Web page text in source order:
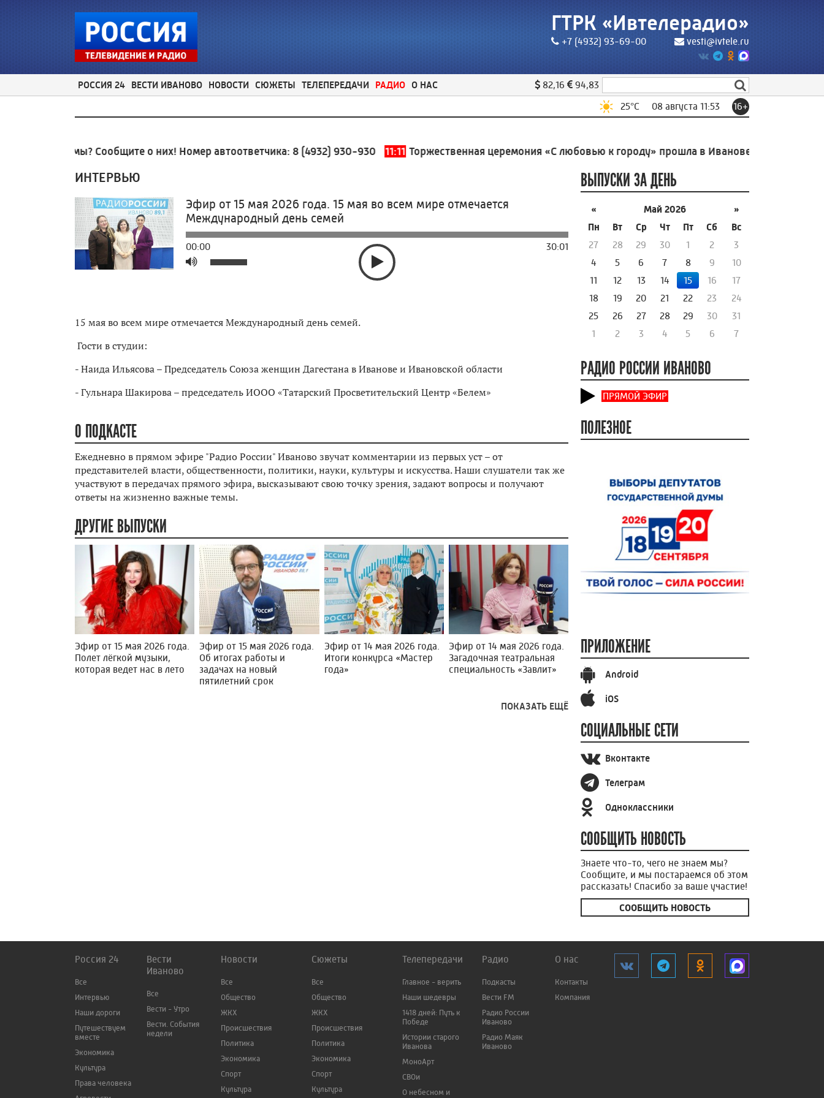
ГТРК «Ивтелерадио»
+7 (4932) 93-69-00 vesti@ivtele.ru
РОССИЯ 24 ВЕСТИ ИВАНОВО НОВОСТИ СЮЖЕТЫ ТЕЛЕПЕРЕДАЧИ РАДИО О НАС 82,16
94,83
25°C 08 августа 11:53 16+
проблемы? Сообщите о них! Номер автоответчика:8 (4932) 930-930 11:11 Торжественная церемония «С любовью к городу» прошла в Иванове 9:50
ИНТЕРВЬЮ
Эфир от 15 мая 2026 года. 15 мая во всем мире отмечается
Международный день семей
00:00 30:01
15 мая во всем мире отмечается Международный день семей.
Гости в студии:
- Наида Ильясова – Председатель Союза женщин Дагестана в Иванове и Ивановской области
- Гульнара Шакирова – председатель ИООО «Татарский Просветительский Центр «Белем»
О ПОДКАСТЕ
Ежедневно в прямом эфире "Радио России" Иваново звучат комментарии из первых уст – от
представителей власти, общественности, политики, науки, культуры и искусства. Наши слушатели так же
участвуют в передачах прямого эфира, высказывают свою точку зрения, задают вопросы и получают
ответы на жизненно важные темы.
ДРУГИЕ ВЫПУСКИ
Эфир от 15 мая 2026 года.
Полет лёгкой музыки,
которая ведет нас в лето
Эфир от 15 мая 2026 года.
Об итогах работы и
задачах на новый
пятилетний срок
Эфир от 14 мая 2026 года.
Итоги конкурса «Мастер
года»
Эфир от 14 мая 2026 года.
Загадочная театральная
специальность «Завлит»
ПОКАЗАТЬ ЕЩЁ
ВЫПУСКИ ЗА ДЕНЬ
« Май 2026
»
Пн
Вт Ср Чт Пт Сб
Вс
27
28 29 30 1 2
3
4
5 6 7 8 9
10
11
12 13 14 15 16
17
18
19 20 21 22 23
24
25
26 27 28 29 30
31
1
2 3 4 5 6 7
РАДИО РОССИИ ИВАНОВО
ПРЯМОЙ ЭФИР
ПОЛЕЗНОЕ
ПРИЛОЖЕНИЕ
Android
iOS
СОЦИАЛЬНЫЕ СЕТИ
Вконтакте
Телеграм
Одноклассники
СООБЩИТЬ НОВОСТЬ
Знаете что-то, чего не знаем мы?
Сообщите, и мы постараемся об этом
рассказать! Спасибо за ваше участие!
СООБЩИТЬ НОВОСТЬ
Россия 24
Все
Интервью
Наши дороги
Путешествуем
вместе
Экономика
Культура
Права человека
Вести
Иваново
Все
Вести - Утро
Вести. События
недели
Новости
Все
Общество
ЖКХ
Происшествия
Политика
Экономика
Спорт
Культура
Сюжеты
Все
Общество
ЖКХ
Происшествия
Политика
Экономика
Спорт
Культура
Телепередачи
Главное - верить
Наши шедевры
1418 дней: Путь к
Победе
Истории старого
Иванова
МоноАрт
СВОи
О небесном и
Радио
Подкасты
Вести FM
Радио России
Иваново
Радио Маяк
Иваново
О нас
Контакты
Компания